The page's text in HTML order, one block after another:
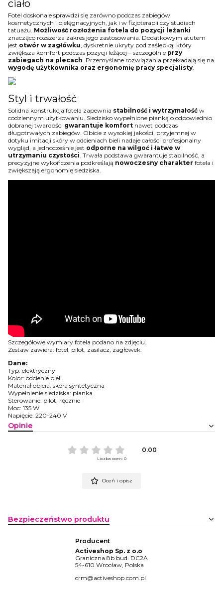
ciało
Fotel doskonale sprawdzi się zarówno podczas zabiegów
kosmetycznych i pielęgnacyjnych, jak i w fizjoterapii czy studiach
tatuażu. Możliwość rozłożenia fotela do pozycji leżanki
znacząco rozszerza zakres jego zastosowania. Dodatkowym atutem
jest otwór w zagłówku , dyskretnie ukryty pod zaślepką, który
zwiększa komfort podczas pozycji leżącej – szczególnie przy
zabiegach na plecach . Przemyślane rozwiązania przekładają się na
wygodę użytkownika oraz ergonomię pracy specjalisty
Styl i trwałość
Solidna konstrukcja fotela zapewnia stabilność i wytrzymałość w
codziennym użytkowaniu. Siedzisko wypełnione pianką o odpowiednio
dobranej twardości gwarantuje komfort nawet podczas
długotrwałych zabiegów. Obicie z wysokiej jakości, przyjemnej w
dotyku imitacji skóry w odcieniach bieli nadaje całości profesjonalny
wygląd, a jednocześnie jest odporne na wilgoć i łatwe w
utrzymaniu czystości . Trwała podstawa gwarantuje stabilność, a
precyzyjne wykończenia podkreślają nowoczesny charakter fotela i
zwiększają ergonomię siedziska.
Szczegółowe wymiary fotela podano na zdjęciu.
Zestaw zawiera: fotel, pilot, zasilacz, zagłówek.
Dane:
Typ: elektryczny
Kolor: odcienie bieli
Materiał obicia: skóra syntetyczna
Wypełnienie siedziska: pianka
Sterowanie: pilot, ręcznie
Moc: 135 W
Napięcie: 220-240 V
Opinie
0.00
Liczba ocen: 0
Oceń i opisz
Bezpieczeństwo produktu
Producent
Activeshop Sp. z o.o
Graniczna 8b bud. DC2A
54-610 Wrocław, Polska
crm@activeshop.com.pl